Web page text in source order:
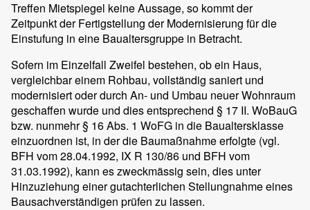
Treffen Mietspiegel keine Aussage, so kommt der
Zeitpunkt der Fertigstellung der Modernisierung für die
Einstufung in eine Baualtersgruppe in Betracht.
Sofern im Einzelfall Zweifel bestehen, ob ein Haus,
vergleichbar einem Rohbau, vollständig saniert und
modernisiert oder durch An- und Umbau neuer Wohnraum
geschaffen wurde und dies entsprechend § 17 II. WoBauG
bzw. nunmehr § 16 Abs. 1 WoFG in die Baualtersklasse
einzuordnen ist, in der die Baumaßnahme erfolgte (vgl.
BFH vom 28.04.1992, IX R 130/86 und BFH vom
31.03.1992), kann es zweckmässig sein, dies unter
Hinzuziehung einer gutachterlichen Stellungnahme eines
Bausachverständigen prüfen zu lassen.